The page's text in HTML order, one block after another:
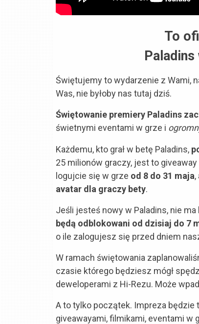
To
Świętujemy to wydarzenie z Wami,
Was, nie byłoby nas tutaj dziś.
Świętowanie premiery Paladins
świetnymi eventami w grze i
Każdemu, kto grał w betę Paladins,
25 milionów graczy, jest to
logujcie się w grze od 8 do 31 maja
avatar dla graczy bety.
Jeśli jesteś nowy w Paladins, nie
będą odblokowani od dzisiaj do 7
o ile zalogujesz się przed dniem
W ramach świętowania
czasie którego będziesz mógł
deweloperami z Hi-Rezu. Może
A to tylko początek. Impreza
giveawayami, filmikami, eventami w